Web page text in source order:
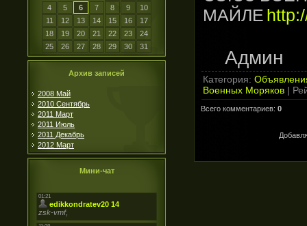
4
5 6 7 8 9
10
11
12 13 14 15 16
17
18
19 20 21 22 23
24
25
26 27 28 29 30 31
Архив записей
2008 Май
2010 Сентябрь
2011 Март
2011 Июль
2011 Декабрь
2012 Март
Мини-чат
МАЙЛЕ
Админ
Категория:
Военных Моряков |
Всего комментариев: 0